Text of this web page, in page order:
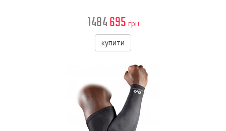
1484 695 грн
купити